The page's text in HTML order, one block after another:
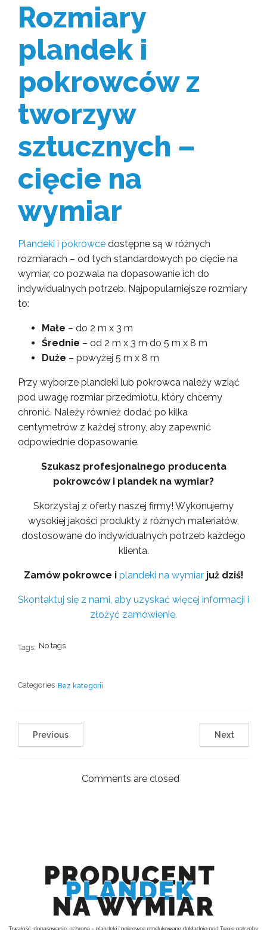
Rozmiary
plandek i
pokrowców z
tworzyw
sztucznych –
cięcie na
wymiar
Plandeki i pokrowce dostępne są w różnych
rozmiarach – od tych standardowych po cięcie na
wymiar, co pozwala na dopasowanie ich do
indywidualnych potrzeb. Najpopularniejsze rozmiary
to:
Małe – do 2 m x 3 m
Średnie – od 2 m x 3 m do 5 m x 8 m
Duże – powyżej 5 m x 8 m
Przy wyborze plandeki lub pokrowca należy wziąć
pod uwagę rozmiar przedmiotu, który chcemy
chronić. Należy również dodać po kilka
centymetrów z każdej strony, aby zapewnić
odpowiednie dopasowanie.
Szukasz profesjonalnego producenta
pokrowców i plandek na wymiar?
Skorzystaj z oferty naszej firmy! Wykonujemy
wysokiej jakości produkty z różnych materiałów,
dostosowane do indywidualnych potrzeb każdego
klienta.
Zamów pokrowce i plandeki na wymiarjuż dziś!
Skontaktuj się z nami, aby uzyskać więcej informacji i
złożyć zamówienie.
Tags: No tags
Categories Bez kategorii
Previous Next
Comments are closed